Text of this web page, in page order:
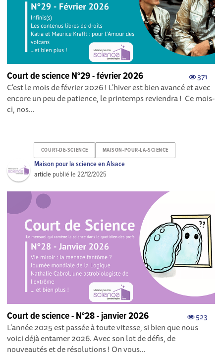
371
Court de science N°29 - février 2026
C'est le mois de février 2026 ! L'hiver est bien avancé et avec
encore un peu de patience, le printemps reviendra ! Ce mois-
ci, nos...
COURT-DE-SCIENCE MAISON-POUR-LA-SCIENCE
Maison pour la science en Alsace
article publié le22/12/2025
523
Court de science - N°28 - janvier 2026
L'année 2025 est passée à toute vitesse, si bien que nous
voici déjà entamer 2026. Avec son lot de défis, de
nouveautés et de résolutions ! On vous...